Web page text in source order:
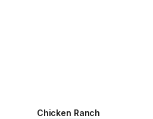
Chicken Ranch